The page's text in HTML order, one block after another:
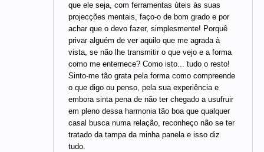
que ele seja, com ferramentas úteis às suas
projecções mentais, faço-o de bom grado e por
achar que o devo fazer, simplesmente! Porquê
privar alguém de ver aquilo que me agrada à
vista, se não lhe transmitir o que vejo e a forma
como me enternece? Como isto... tudo o resto!
Sinto-me tão grata pela forma como compreende
o que digo ou penso, pela sua experiência e
embora sinta pena de não ter chegado a usufruir
em pleno dessa harmonia tão boa que qualquer
casal busca numa relação, reconheço não se ter
tratado da tampa da minha panela e isso diz
tudo.